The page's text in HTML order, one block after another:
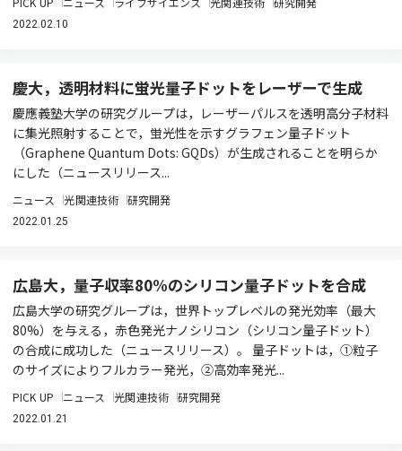
2022.02.10
慶大，透明材料に蛍光量子ドットをレーザーで生成
慶應義塾大学の研究グループは，レーザーパルスを透明高分子材料
に集光照射することで，蛍光性を示すグラフェン量子ドット
（Graphene Quantum Dots: GQDs）が生成されることを明らか
にした（ニュースリリース...
ニュース 光関連技術 研究開発
2022.01.25
広島大，量子収率80%のシリコン量子ドットを合成
広島大学の研究グループは，世界トップレベルの発光効率（最大
80%）を与える，赤色発光ナノシリコン（シリコン量子ドット）
の合成に成功した（ニュースリリース）。 量子ドットは，①粒子
のサイズによりフルカラー発光，②高効率発光...
PICK UP ニュース 光関連技術 研究開発
2022.01.21